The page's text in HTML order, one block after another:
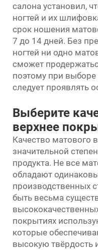
салона установил,
ногтей и их
срок ношения
7 до 14 дней. Без
ногтей ни одно
сможет
поэтому при
следует проявлять
Выберите
верхнее
Качество матового
значительной
продукта. Не все
обладают
производственных
быть весьма
покрытиях
которые
высокую твёрдость